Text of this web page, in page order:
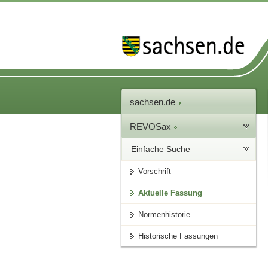
sachsen.de
REVOSax
Einfache Suche
Vorschrift
Aktuelle Fassung
Normenhistorie
Historische Fassungen